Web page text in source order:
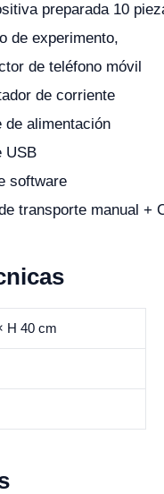
preparada 10
de experimento,
de teléfono móvil
de corriente
de alimentación
USB
software
transporte manual +
H 40 cm